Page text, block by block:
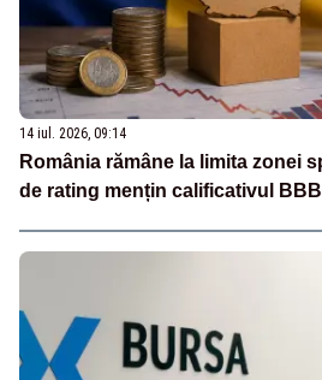
14 iul. 2026, 09:14
România rămâne la limita zonei
de rating mențin calificativul